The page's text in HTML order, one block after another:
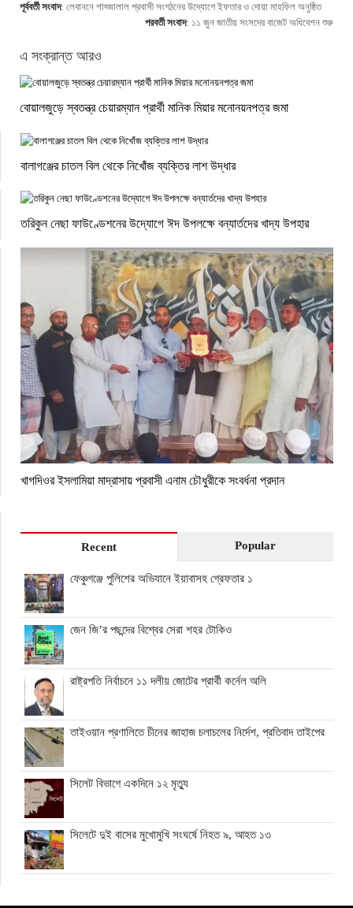
পূর্ববর্তী সংবাদ: লেবাননে শাহ্জালাল প্রবাসী সংগঠনের উদ্যোগে ইফতার ও দোয়া মাহফিল অনুষ্ঠিত
পরবর্তী সংবাদ: ১১ জুন জাতীয় সংসদের বাজেট অধিবেশন শুরু
এ সংক্রান্ত আরও
বোয়ালজুড়ে স্বতন্ত্র চেয়ারম্যান প্রার্থী মানিক মিয়ার মনোনয়নপত্র জমা
বালাগঞ্জের চাতল বিল থেকে নিখোঁজ ব্যক্তির লাশ উদ্ধার
তরিকুন নেছা ফাউণ্ডেশনের উদ্যোগে ঈদ উপলক্ষে বন্যার্তদের খাদ্য উপহার
খাগদিওর ইসলামিয়া মাদ্রাসায় প্রবাসী এনাম চৌধুরীকে সংবর্ধনা প্রদান
Recent Popular
ফেঞ্চুগঞ্জে পুলিশের অভিযানে ইয়াবাসহ গ্রেফতার ১
জেন জি’র পছন্দের বিশ্বের সেরা শহর টোকিও
রাষ্ট্রপতি নির্বাচনে ১১ দলীয় জোটের প্রার্থী কর্নেল অলি
তাইওয়ান প্রণালিতে চীনের জাহাজ চলাচলের নির্দেশ, প্রতিবাদ তাইপের
সিলেট বিভাগে একদিনে ১২ মৃত্যু
সিলেটে দুই বাসের মুখোমুখি সংঘর্ষে নিহত ৯, আহত ১৩